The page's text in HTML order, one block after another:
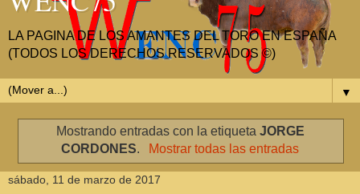
LA PAGINA DE LOS AMANTES DEL TORO EN ESPAÑA
(TODOS LOS DERECHOS RESERVADOS ©)
▼
Mostrando entradas con la etiqueta JORGE
CORDONES. Mostrar todas las entradas
sábado, 11 de marzo de 2017